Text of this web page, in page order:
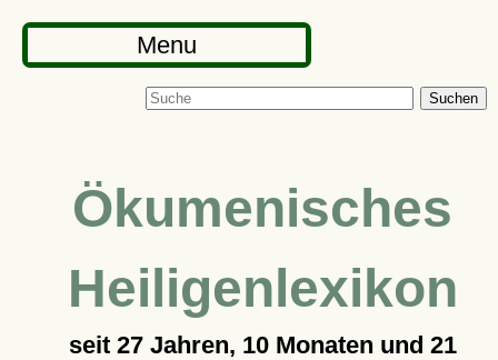
Menu
Suchen
Ökumenisches
Heiligenlexikon
seit 27 Jahren, 10 Monaten und 21